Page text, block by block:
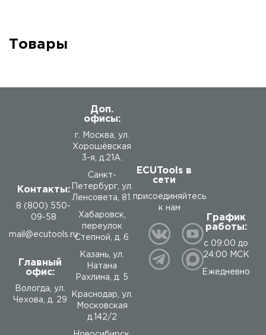
Товары
Контакты:
8 (800) 550-
09-58
mail@ecutools.ru
Главный
офис:
Вологда, ул.
Чехова, д. 29
Доп.
офисы:
г. Москва, ул.
Хорошёвская
3-я, д.21А.
Санкт-
Петербург, ул.
Ленсовета, 81.
Хабаровск,
переулок
Степной, д. 6
Казань, ул.
Натана
Рахлина, д. 5
Краснодар, ул.
Московская
д.142/2
ECUTools в
сети
присоединяйтесь
к нам
График
работы:
с 09:00 до
24:00 МСК
Ежедневно